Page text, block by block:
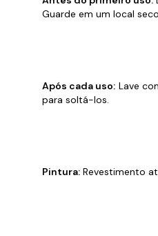
Guarde em um local
Após cada uso: Lave
para soltá-los.
Pintura: Revestimento